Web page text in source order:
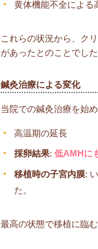
黄体機能不全による
これらの状況から、ク
があったとのことでした
鍼灸治療による変化
当院での鍼灸治療を始
高温期の延長
採卵結果: 低AMHに
移植時の子宮内膜:
た。
最高の状態で移植に臨